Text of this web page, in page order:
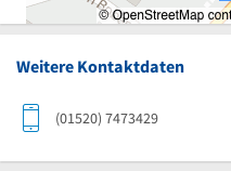
Weitere Kontaktdaten
(01520) 7473429